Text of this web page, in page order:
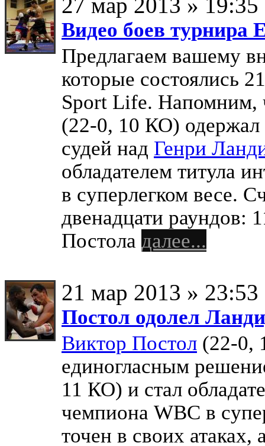
Видео боев турнира
Предлагаем вашему
которые состоялись
Sport Life. Напомним,
(22-0, 10 КО)
судей над Генри
обладателем титула
в суперлегком весе.
двенадцати раундов:
Постола далее...
21 мар 2013 » 23:53
Постол одолел
Виктор Постол (22-0,
единогласным
11 КО) и стал
чемпиона WBC в
точен в своих